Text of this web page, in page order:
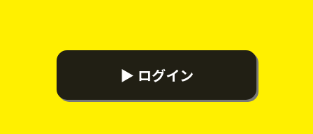
▶ ログイン